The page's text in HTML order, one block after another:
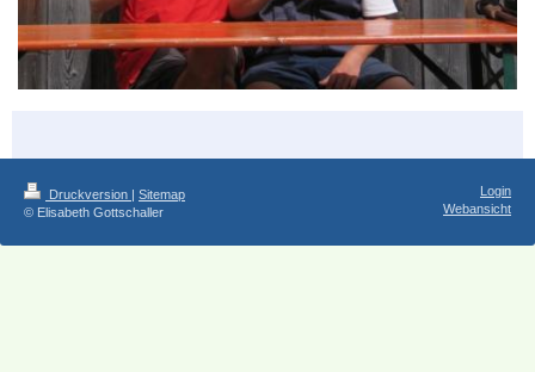
Druckversion | Sitemap
© Elisabeth Gottschaller
Login
Webansicht